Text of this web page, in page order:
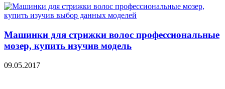
Машинки для стрижки волос профессиональные
мозер, купить изучив модель
09.05.2017